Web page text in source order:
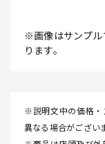
※画像はサンプル
ります。
※説明文中の価格・
異なる場合がござい